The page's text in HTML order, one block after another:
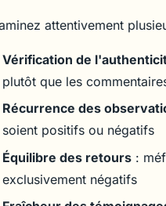
attentivement
Vérification de
plutôt que les
Récurrence des
soient positifs ou négatifs
Équilibre des retours :
exclusivement négatifs